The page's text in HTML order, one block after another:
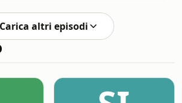
Carica altri episodi